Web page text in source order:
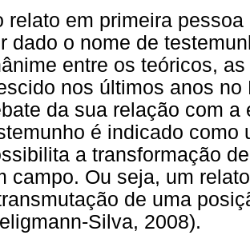
relato em primeira
dado o nome de
entre os teóricos,
nos últimos anos
da sua relação com
é indicado como
a transformação
campo. Ou seja, um
de uma
Silva, 2008).